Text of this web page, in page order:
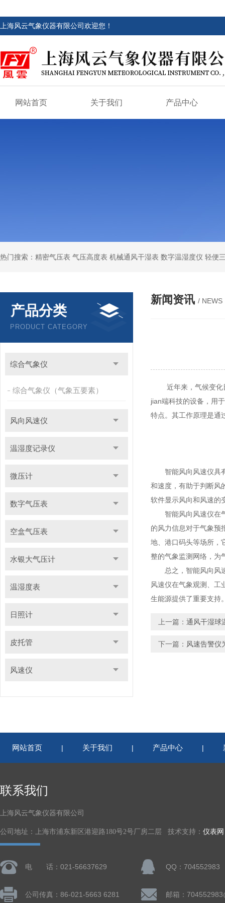
上海风云气象仪器有限公司欢迎您！
网站首页 关于我们 产品中心
产品分类
PRODUCT CATEGORY
综合气象仪
综合气象仪（气象五要素）
风向风速仪
温湿度记录仪
微压计
数字气压表
空盒气压表
水银大气压计
温湿度表
日照计
皮托管
风速仪
新闻资讯 / NEWS
近年来，气候变化日
jian端科技的设备，用
特点。其工作原理是通
智能风向风速仪具有
和速度，有助于判断风
软件显示风向和风速的
智能风向风速仪在气
的风力信息对于气象预
地、港口码头等场所，
整的气象监测网络，为
总之，智能风向风速
风速仪在气象观测、
生能源提供了重要支持
上一篇： 通风干湿球
下一篇： 风速告警仪
网站首页 | 关于我们 | 产品中心 |
联系我们
上海风云气象仪器有限公司
公司地址：上海市浦东新区港迎路180号2号厂房二层 技术支持： 仪表网
电 话：021-56637629 QQ：704552983
公司传真：86-021-5663 6281 邮箱：